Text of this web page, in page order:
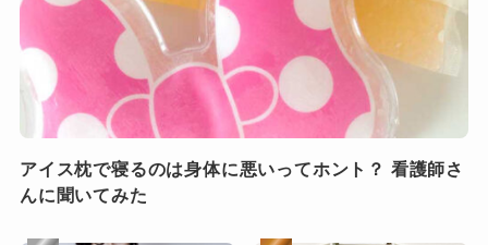
アイス枕で寝るのは身体に悪いってホント？ 看護師さ
んに聞いてみた